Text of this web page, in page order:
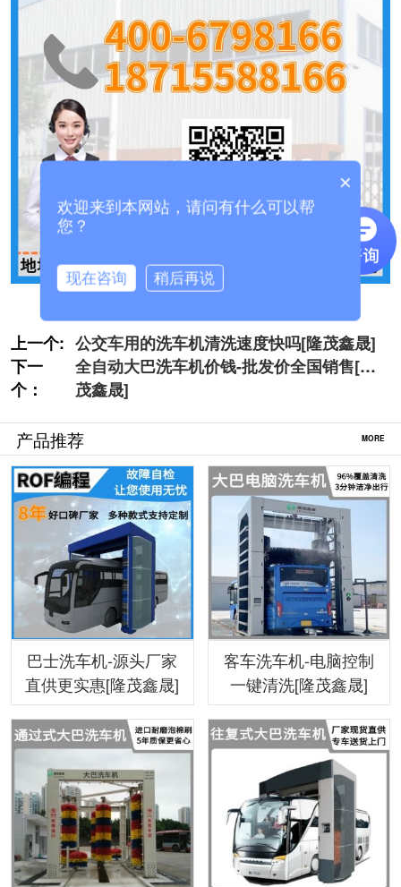
上一个: 公交车用的洗车机清洗速度快吗[隆茂鑫晟]
下一
个：
全自动大巴洗车机价钱-批发价全国销售[隆
茂鑫晟]
产品推荐 MORE
巴士洗车机-源头厂家
直供更实惠[隆茂鑫晟]
客车洗车机-电脑控制
一键清洗[隆茂鑫晟]
×
欢迎来到本网站，请问有什么可以帮
您？
现在咨询 稍后再说